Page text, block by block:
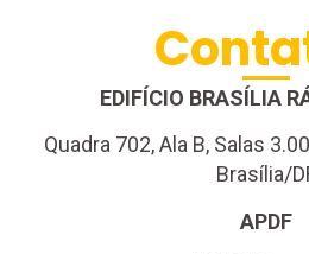
EDIFÍCIO BRASÍLIA
Quadra 702, Ala B, Salas
Brasília/
APDF